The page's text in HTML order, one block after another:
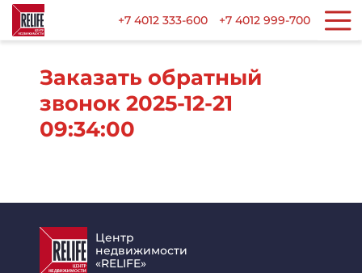
+7 4012 333-600 +7 4012 999-700
Заказать обратный
звонок 2025-12-21
09:34:00
Центр
недвижимости
«RELIFE»